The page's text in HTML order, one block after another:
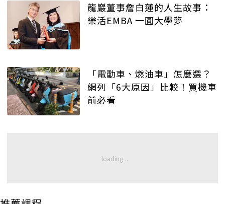
龍巖董事詹白蓮的人生故事：
樂活EMBA 一圓大學夢
「電動車、燃油車」怎麼選？
網列「6大原因」比較！買機車
前必看